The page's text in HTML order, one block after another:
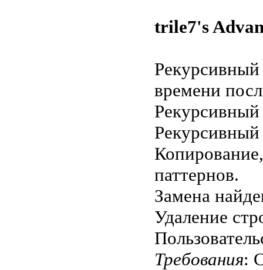
trile7's
времени
паттернов.
Замена
Удаление
Требования: